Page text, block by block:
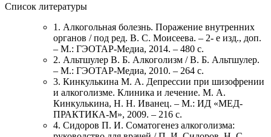
Список литературы
1. Алкогольная болезнь. Поражение внутренних
органов / под ред. В. С. Моисеева. – 2- е изд., доп.
– М.: ГЭОТАР-Медиа, 2014. – 480 с.
2. Альтшулер В. Б. Алкоголизм / В. Б. Альтшулер.
– М.: ГЭОТАР-Медиа, 2010. – 264 с.
3. Кинкулькина М. А. Депрессии при шизофрении
и алкоголизме. Клиника и лечение. М. А.
Кинкулькина, Н. Н. Иванец. – М.: ИД «МЕД-
ПРАКТИКА-М», 2009. – 216 с.
4. Сидоров П. И. Соматогенез алкоголизма: